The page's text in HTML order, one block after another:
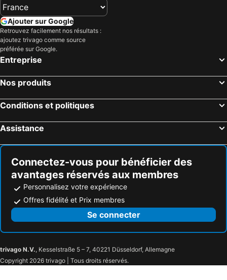
Ajouter sur Google
Retrouvez facilement nos résultats :
ajoutez trivago comme source
préférée sur Google.
Entreprise
Nos produits
Conditions et politiques
Assistance
Connectez-vous pour bénéficier des
avantages réservés aux membres
Personnalisez votre expérience
Offres fidélité et Prix membres
Se connecter
trivago N.V., Kesselstraße 5 – 7, 40221 Düsseldorf, Allemagne
Copyright 2026 trivago | Tous droits réservés.